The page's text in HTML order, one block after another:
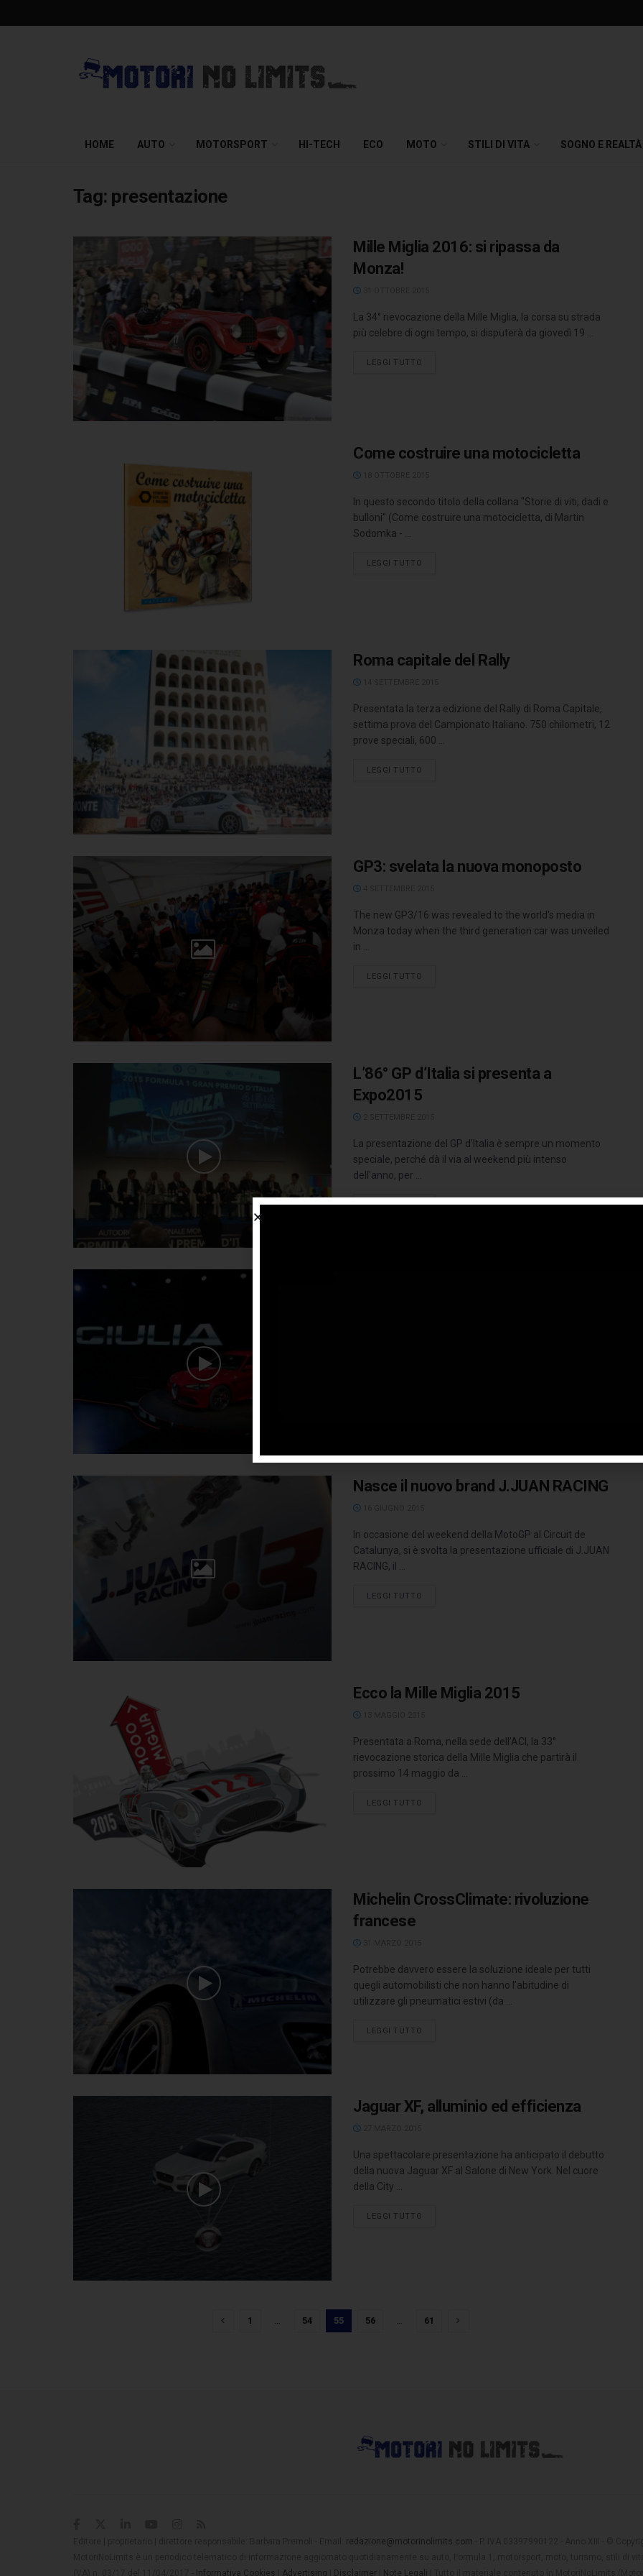
HOME AUTO MOTORSPORT HI-TECH ECO MOTO STILI DI VITA SOGNO E REALTÀ
Tag: presentazione
Mille Miglia 2016: si ripassa da
Monza!
La 34° rievocazione della Mille Miglia, la corsa su strada
più celebre di ogni tempo, si disputerà da giovedì 19 ...
LEGGI TUTTO
Come costruire una motocicletta
In questo secondo titolo della collana "Storie di viti, dadi e
bulloni" (Come costruire una motocicletta, di Martin
Sodomka - ...
LEGGI TUTTO
Roma capitale del Rally
Presentata la terza edizione del Rally di Roma Capitale,
settima prova del Campionato Italiano. 750 chilometri, 12
prove speciali, 600 ...
LEGGI TUTTO
GP3: svelata la nuova monoposto
The new GP3/16 was revealed to the world's media in
Monza today when the third generation car was unveiled
in ...
LEGGI TUTTO
L’86° GP d’Italia si presenta a
Expo2015
La presentazione del GP d'Italia è sempre un momento
speciale, perché dà il via al weekend più intenso
dell'anno, per ...
LEGGI TUTTO
Nasce il nuovo brand J.JUAN RACING
In occasione del weekend della MotoGP al Circuit de
Catalunya, si è svolta la presentazione ufficiale di J.JUAN
RACING, il ...
LEGGI TUTTO
Ecco la Mille Miglia 2015
Presentata a Roma, nella sede dell’ACI, la 33°
rievocazione storica della Mille Miglia che partirà il
prossimo 14 maggio da ...
LEGGI TUTTO
Michelin CrossClimate: rivoluzione
francese
Potrebbe davvero essere la soluzione ideale per tutti
quegli automobilisti che non hanno l’abitudine di
utilizzare gli pneumatici estivi (da ...
LEGGI TUTTO
Jaguar XF, alluminio ed efficienza
Una spettacolare presentazione ha anticipato il debutto
della nuova Jaguar XF al Salone di New York. Nel cuore
della City ...
LEGGI TUTTO
1 54 55 56 61
redazione@motorinolimits.com
Informativa Cookies Advertising Disclaimer Note Legali